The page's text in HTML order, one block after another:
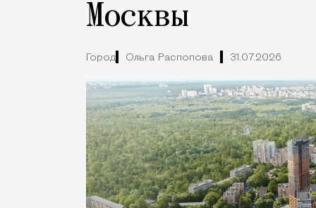
Москвы
Город Ольга Распопова 31.07.2026